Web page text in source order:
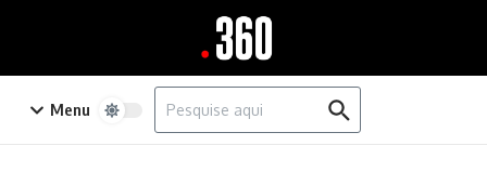
Menu
Procurar por: